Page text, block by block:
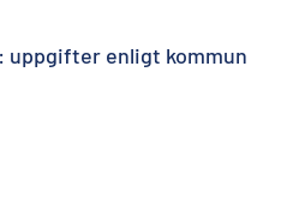
uppgifter enligt kommun